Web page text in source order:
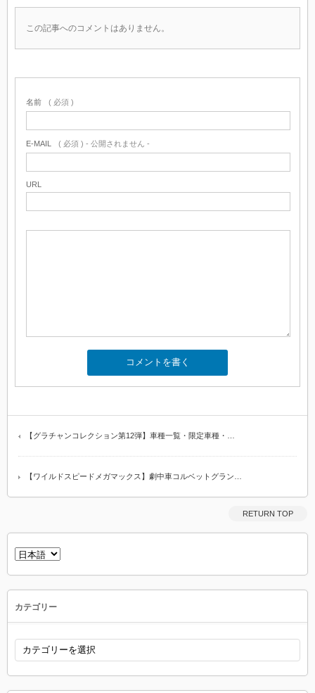
この記事へのコメントはありません。
名前 ( 必須 )
E-MAIL ( 必須 ) - 公開されません -
URL
【グラチャンコレクション第12弾】車種一覧・限定車種・…
【ワイルドスピードメガマックス】劇中車コルベットグラン…
RETURN TOP
言
語
カテゴリー
カ
ゴ
リ